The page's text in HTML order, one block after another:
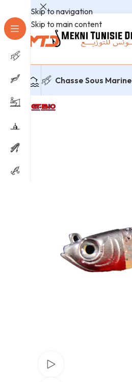
Skip to navigation
Skip to main content
Chasse Sous Marine